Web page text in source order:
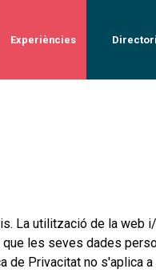
Experiències Directori
La utilització de la web
les seves dades
de Privacitat no s'aplica